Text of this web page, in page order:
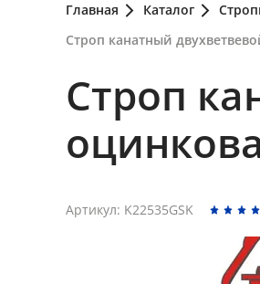
Главная Каталог
Строп канатный
Строп
Артикул: K22535GSK